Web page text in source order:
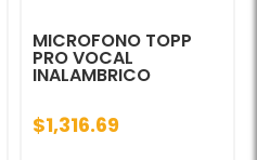
MICROFONO TOPP
PRO VOCAL
INALAMBRICO
$1,316.69